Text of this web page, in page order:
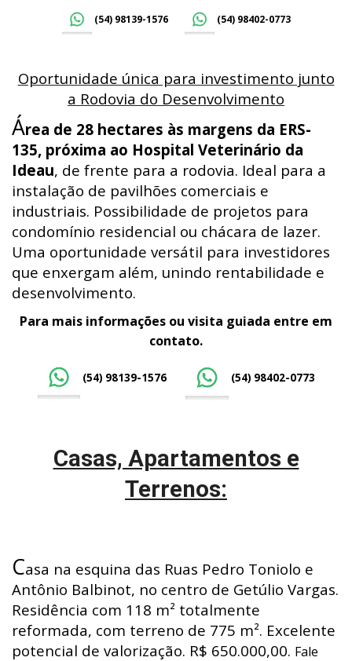
(54) 98139-1576 (54) 98402-0773
Oportunidade única para investimento junto
a Rodovia do Desenvolvimento
Área de 28 hectares às margens da ERS-
135, próxima ao Hospital Veterinário da
Ideau, de frente para a rodovia. Ideal para a
instalação de pavilhões comerciais e
industriais. Possibilidade de projetos para
condomínio residencial ou chácara de lazer.
Uma oportunidade versátil para investidores
que enxergam além, unindo rentabilidade e
desenvolvimento.
Para mais informações ou visita guiada entre em
contato.
(54) 98139-1576 (54) 98402-0773
Casas, Apartamentos e
Terrenos:
Casa na esquina das Ruas Pedro Toniolo e
Antônio Balbinot, no centro de Getúlio Vargas.
Residência com 118 m² totalmente
reformada, com terreno de 775 m². Excelente
potencial de valorização. R$ 650.000,00. Fale